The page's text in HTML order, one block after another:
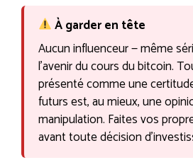
À garder en tête
Aucun influenceur — même
l’avenir du cours du bitcoin.
présenté comme une
futurs est, au mieux, une
manipulation. Faites vos
avant toute décision